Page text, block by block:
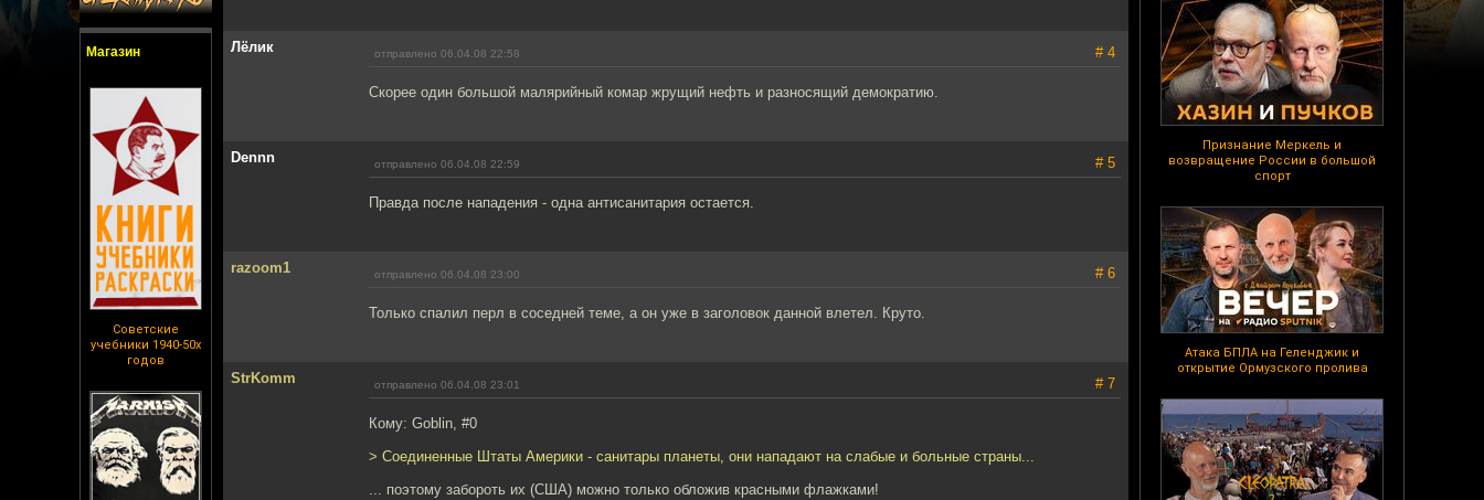
Магазин
Советские
учебники 1940-50х
годов
Признание Меркель и
возвращение России в большой
спорт
Атака БПЛА на Геленджик и
открытие Ормузского пролива
Лёлик отправлено 06.04.08 22:58 # 4
Скорее один большой малярийный комар жрущий нефть и разносящий демократию.
Dennn отправлено 06.04.08 22:59 # 5
Правда после нападения - одна антисанитария остается.
razoom1 отправлено 06.04.08 23:00 # 6
Только спалил перл в соседней теме, а он уже в заголовок данной влетел. Круто.
StrKomm отправлено 06.04.08 23:01 # 7
Кому: Goblin, #0
> Соединенные Штаты Америки - санитары планеты, они нападают на слабые и больные страны...
... поэтому забороть их (США) можно только обложив красными флажками!